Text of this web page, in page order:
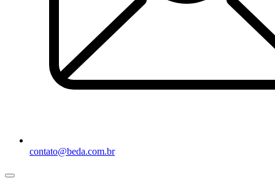
contato@beda.com.br